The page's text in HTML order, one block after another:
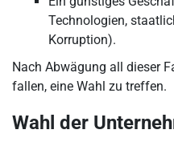
Technologien,
Korruption).
Nach Abwägung all dieser
fallen, eine Wahl zu treffen.
Wahl der